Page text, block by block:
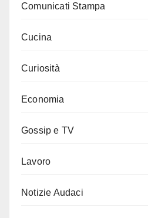
Comunicati Stampa
Cucina
Curiosità
Economia
Gossip e TV
Lavoro
Notizie Audaci